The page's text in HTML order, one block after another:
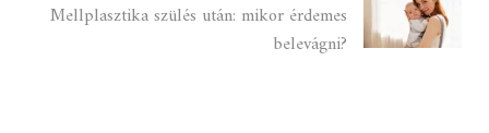
Mellplasztika szülés után: mikor érdemes
belevágni?